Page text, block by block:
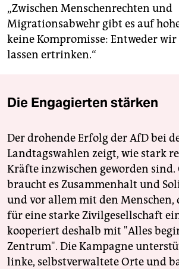
„Zwischen Menschenrechten und
Migrationsabwehr gibt es auf
keine Kompromisse: Entweder
lassen ertrinken.“
Die Engagierten stärken
Der drohende Erfolg der AfD bei
Landtagswahlen zeigt, wie stark
Kräfte inzwischen geworden sind.
braucht es Zusammenhalt und
und vor allem mit den Menschen,
für eine starke Zivilgesellschaft
kooperiert deshalb mit "Alles
Zentrum". Die Kampagne
linke, selbstverwaltete Orte und